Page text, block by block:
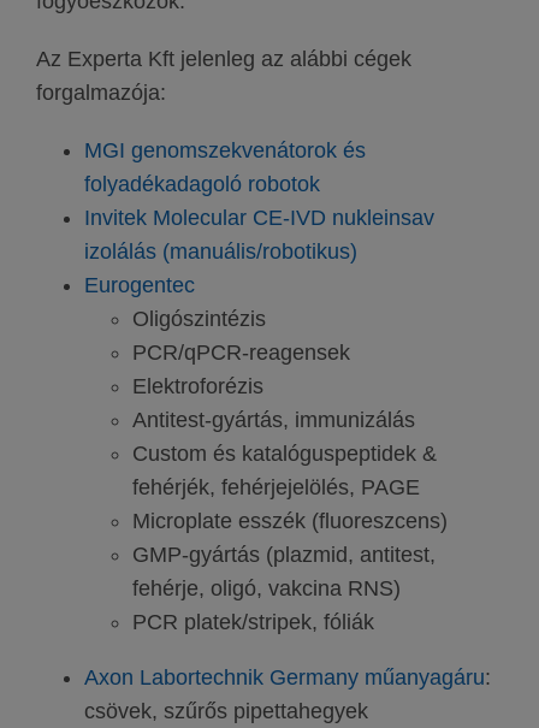
Az Experta Kft jelenleg az alábbi cégek
forgalmazója:
MGI genomszekvenátorok és
folyadékadagoló robotok
Invitek Molecular CE-IVD nukleinsav
izolálás (manuális/robotikus)
Eurogentec
Oligószintézis
PCR/qPCR-reagensek
Elektroforézis
Antitest-gyártás, immunizálás
Custom és katalóguspeptidek &
fehérjék, fehérjejelölés, PAGE
Microplate esszék (fluoreszcens)
GMP-gyártás (plazmid, antitest,
fehérje, oligó, vakcina RNS)
PCR platek/stripek, fóliák
Axon Labortechnik Germany műanyagáru:
csövek, szűrős pipettahegyek